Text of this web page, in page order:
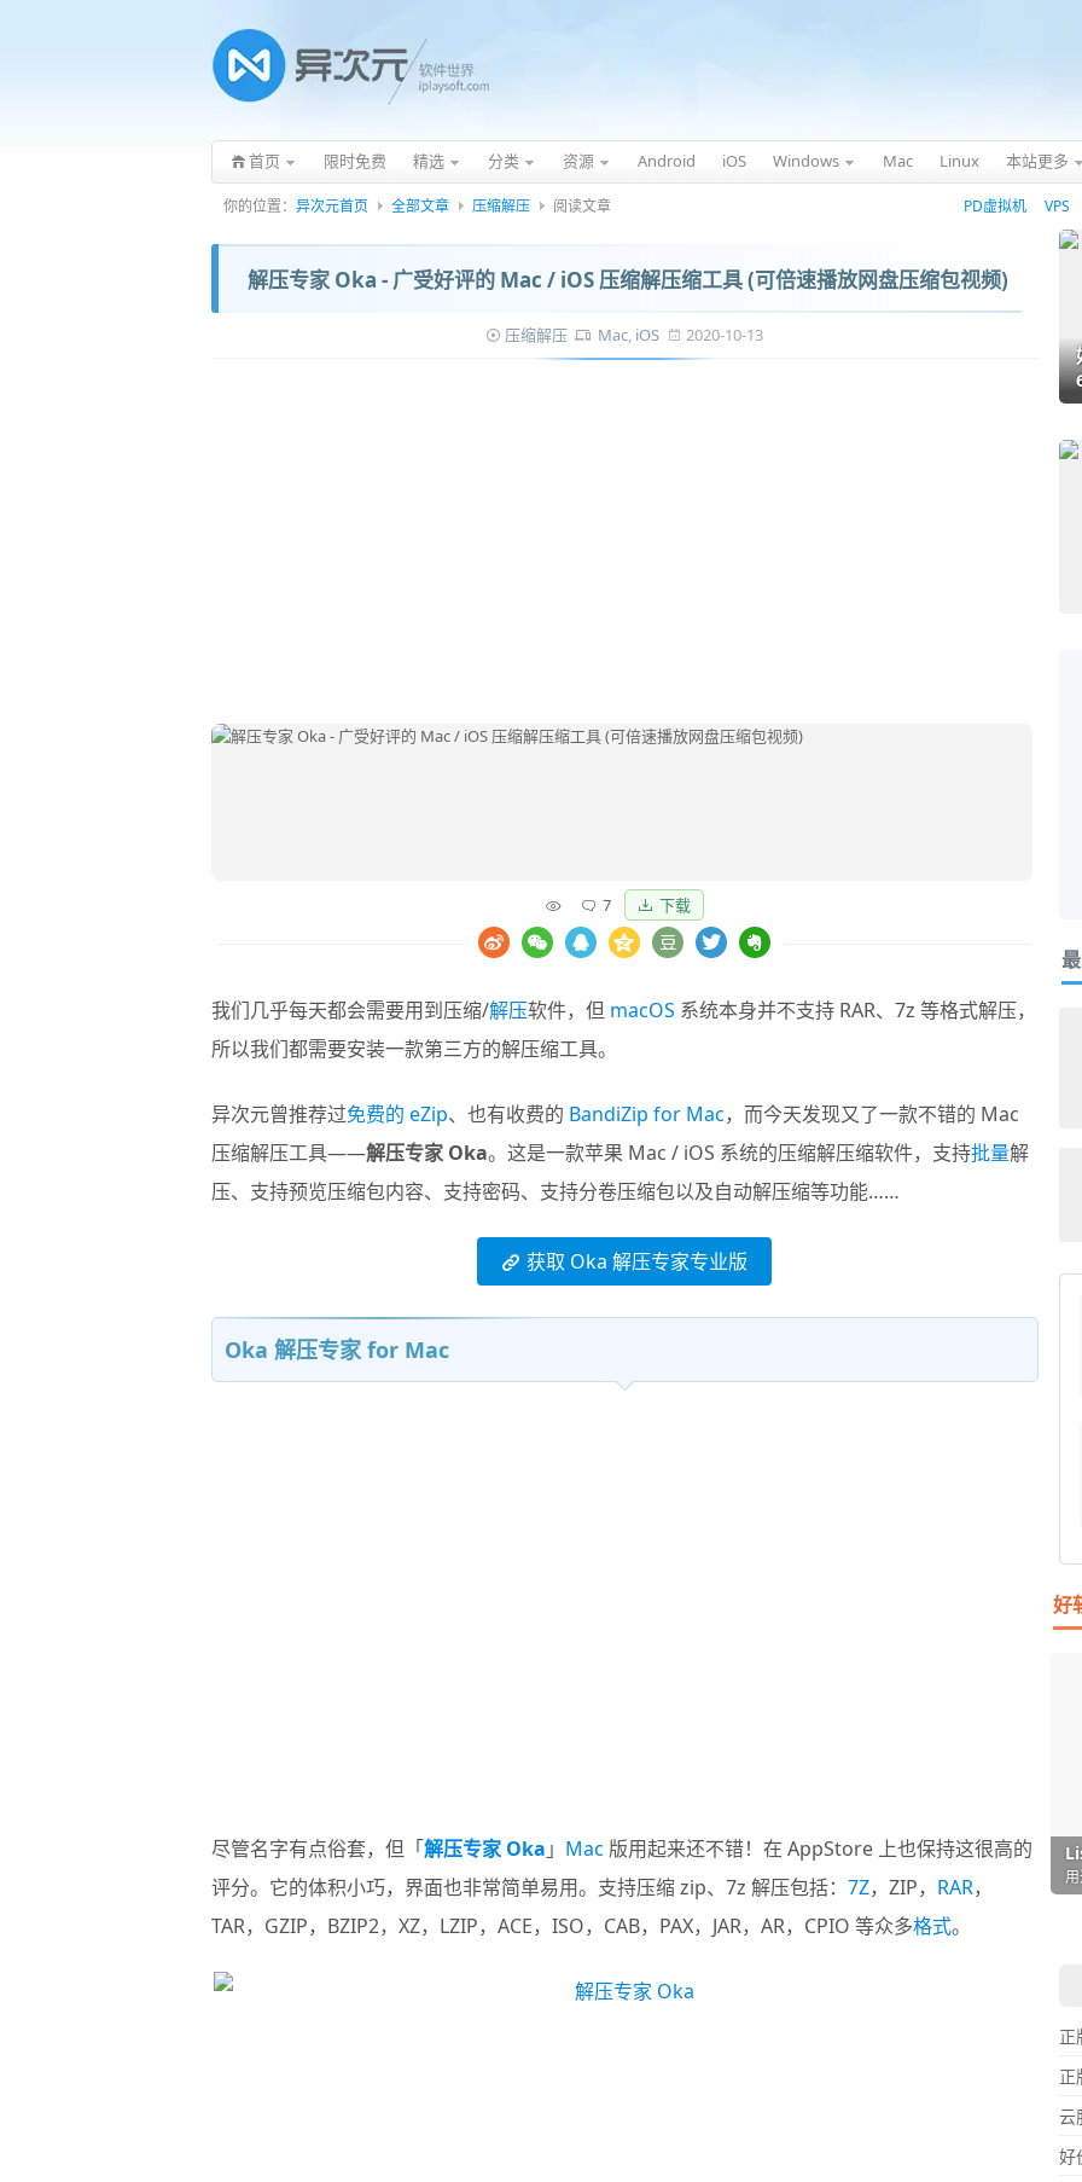
首页 限时免费 精选 分类 资源 Android iOS Windows Mac Linux 本站更多
你的位置： 异次元首页 全部文章 压缩解压 阅读文章 PD虚拟机 VPS
解压专家 Oka - 广受好评的 Mac / iOS 压缩解压缩工具 (可倍速播放网盘压缩包视频)
压缩解压 Mac, iOS 2020-10-13
7 下载
我们几乎每天都会需要用到压缩/解压软件，但 macOS 系统本身并不支持 RAR、7z 等格式解压，
所以我们都需要安装一款第三方的解压缩工具。
异次元曾推荐过免费的 eZip、也有收费的 BandiZip for Mac，而今天发现又了一款不错的 Mac
压缩解压工具——解压专家 Oka。这是一款苹果 Mac / iOS 系统的压缩解压缩软件，支持批量解
压、支持预览压缩包内容、支持密码、支持分卷压缩包以及自动解压缩等功能……
获取 Oka 解压专家专业版
Oka 解压专家 for Mac
尽管名字有点俗套，但「解压专家 Oka 」 Mac 版用起来还不错！在 AppStore 上也保持这很高的
评分。它的体积小巧，界面也非常简单易用。支持压缩 zip、7z 解压包括： 7Z，ZIP， RAR，
TAR，GZIP，BZIP2，XZ，LZIP，ACE，ISO，CAB，PAX，JAR，AR，CPIO 等众多格式。
好
正
正
云
好